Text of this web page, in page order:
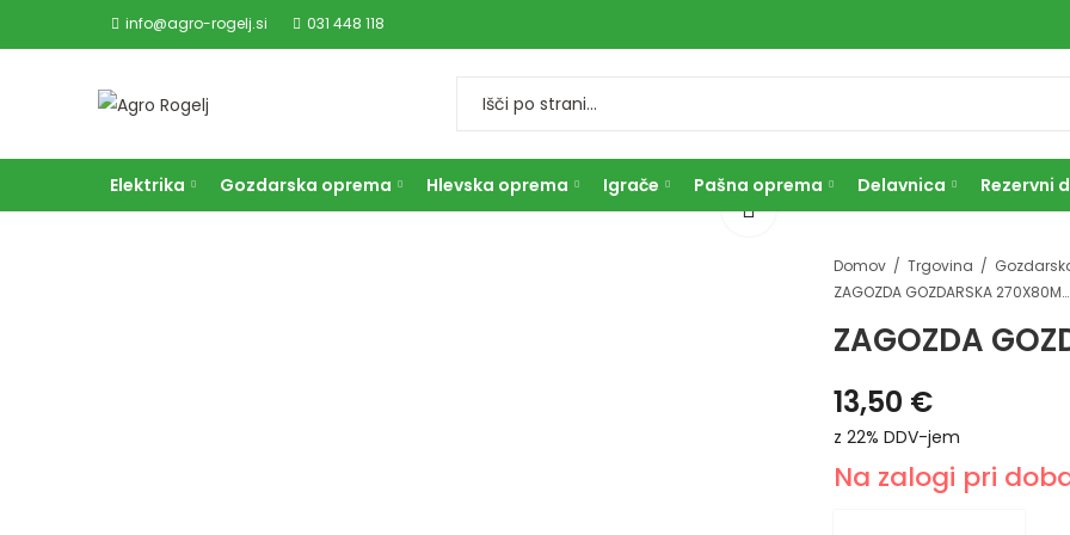
info@agro-rogelj.si 031 448 118
Elektrika Gozdarska oprema Hlevska oprema Igrače Pašna oprema Delavnica Rezervni
Domov Trgovina
ZAGOZDA GOZDARSKA 270X80MM
ZAGOZDA
13,50 €
z 22% DDV-jem
Na zalogi pri